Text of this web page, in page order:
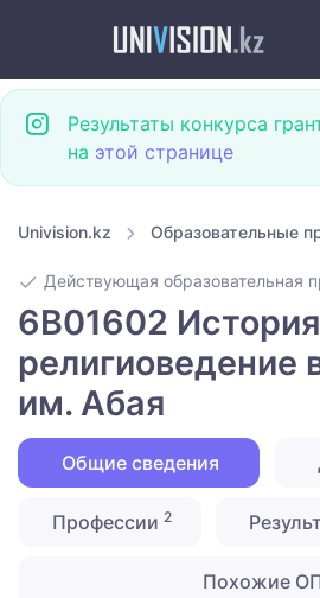
Результаты конкурса
на этой странице
Univision.kz Образовательные
Действующая образовательная
6B01602
религиоведение
им. Абая
Общие сведения
Профессии 2
Похожие